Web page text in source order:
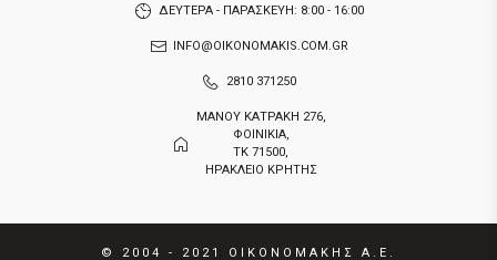
ΔΕΥΤΕΡΑ - ΠΑΡΑΣΚΕΥΗ: 8:00 - 16:00
INFO@OIKONOMAKIS.COM.GR
2810 371250
ΜΑΝΟΥ ΚΑΤΡΑΚΗ 276,
ΦΟΙΝΙΚΙΑ,
ΤΚ 71500,
ΗΡΑΚΛΕΙΟ ΚΡΗΤΗΣ
© 2004 - 2021 ΟΙΚΟΝΟΜΑΚΗΣ Α.Ε.